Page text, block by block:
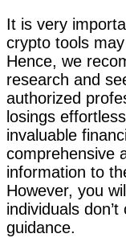
It is very
crypto tools
Hence, we
research and
authorized
losings
invaluable
comprehensive
information to
However, you
individuals
guidance.